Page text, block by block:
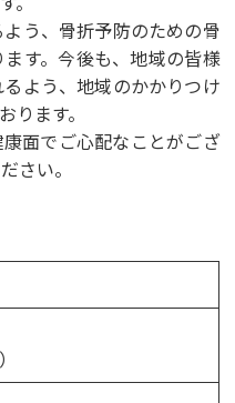
う、骨折予防のための骨
す。今後も、地域の皆様
よう、地域のかかりつけ
ります。
面でご心配なことがござ
さい。